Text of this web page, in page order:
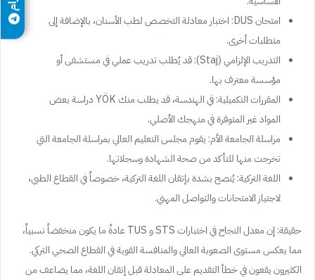
امتحان DUS: اختبار معادلة التخصص لطب الأسنان، بالإضافة إلى
متطلبات أخرى.
التدريب الإلزامي (Staj): قد يُطلب تدريب عملي في مستشفى أو
مؤسسة معترف بها.
المقررات التكميلية: في الهندسة، قد يطلب منك YÖK دراسة بعض
المواد غير المتوفرة في منهجك الأصلي.
مراسلة الجامعة الأم: يقوم مجلس التعليم العالي بمراسلة الجامعة التي
تخرجت منها للتأكد من صحة الشهادة وسجلاتها.
اللغة التركية: يُنصح بشدة بإتقان اللغة التركية، خصوصاً في القطاع الطبي،
لاجتياز الامتحانات والتواصل المهني.
حقيقة: إن معدل النجاح في اختبارات STS و TUS عادةً ما يكون منخفضاً نسبياً،
مما يعكس مستوى الصعوبة العالي والمنافسة القوية في القطاع الصحي التركي.
الكثيرون يقعون في خطأ التقديم على المعادلة قبل إتقان اللغة، مما يضاعف من